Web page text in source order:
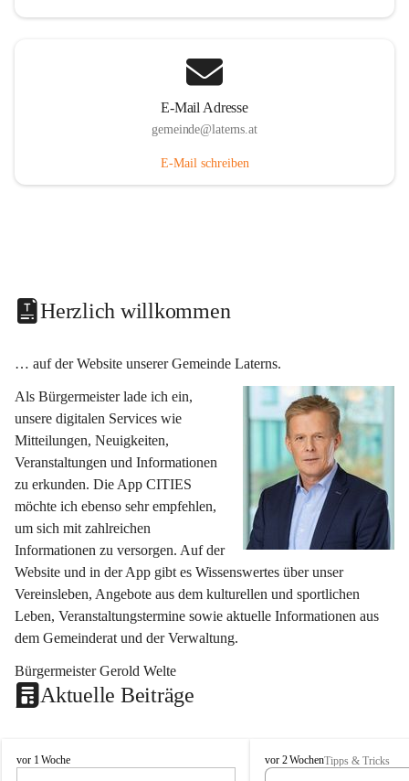
E-Mail Adresse
gemeinde@laterns.at
E-Mail schreiben
Herzlich willkommen
… auf der Website unserer Gemeinde Laterns.
Als Bürgermeister lade ich ein,
unsere digitalen Services wie
Mitteilungen, Neuigkeiten,
Veranstaltungen und Informationen
zu erkunden. Die App CITIES
möchte ich ebenso sehr empfehlen,
um sich mit zahlreichen
Informationen zu versorgen. Auf der
Website und in der App gibt es Wissenswertes über unser
Vereinsleben, Angebote aus dem kulturellen und sportlichen
Leben, Veranstaltungstermine sowie aktuelle Informationen aus
dem Gemeinderat und der Verwaltung.
Bürgermeister Gerold Welte
Aktuelle Beiträge
L
vor 1 Woche
L
a
vor 2 WochenTipps & Tricks